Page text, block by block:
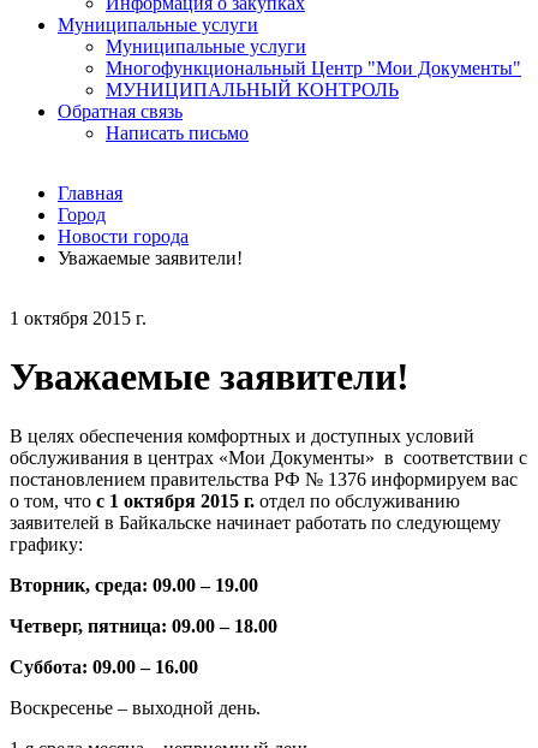
1 октября 2015 г.
Уважаемые заявители!
В целях обеспечения комфортных и доступных условий
обслуживания в центрах «Мои Документы» в соответствии с
постановлением правительства РФ № 1376 информируем вас
о том, что с 1 октября 2015 г. отдел по обслуживанию
заявителей в Байкальске начинает работать по следующему
графику:
Вторник, среда: 09.00 – 19.00
Четверг, пятница: 09.00 – 18.00
Суббота: 09.00 – 16.00
Воскресенье – выходной день.
Муниципальные услуги
Муниципальные услуги
Многофункциональный Центр "Мои Документы"
МУНИЦИПАЛЬНЫЙ КОНТРОЛЬ
Обратная связь
Написать письмо
Главная
Город
Новости города
Уважаемые заявители!